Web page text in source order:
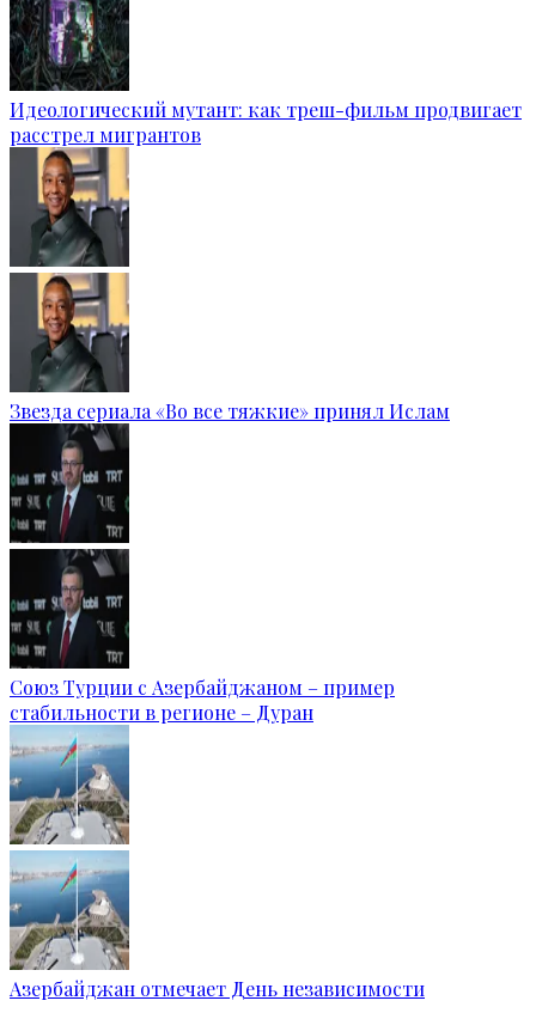
Идеологический мутант: как треш-фильм продвигает
расстрел мигрантов
Звезда сериала «Во все тяжкие» принял Ислам
Союз Турции с Азербайджаном – пример
стабильности в регионе – Дуран
Азербайджан отмечает День независимости